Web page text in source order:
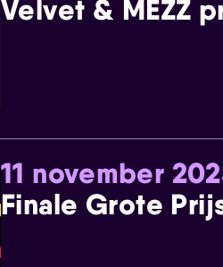
Velvet & MEZZ
11 november
Finale Grote